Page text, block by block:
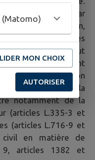
notamment par
reproduction,
diffusion à d'autres
et privé dans un but
est strictement
soumet son
par le Code de la
notamment de la
(articles L.335-3 et
(articles L.716-9 et
en matière de
9, articles 1382 et
(Matomo)
MON CHOIX
AUTORISER